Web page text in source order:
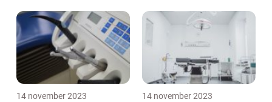
14 november 2023 14 november 2023